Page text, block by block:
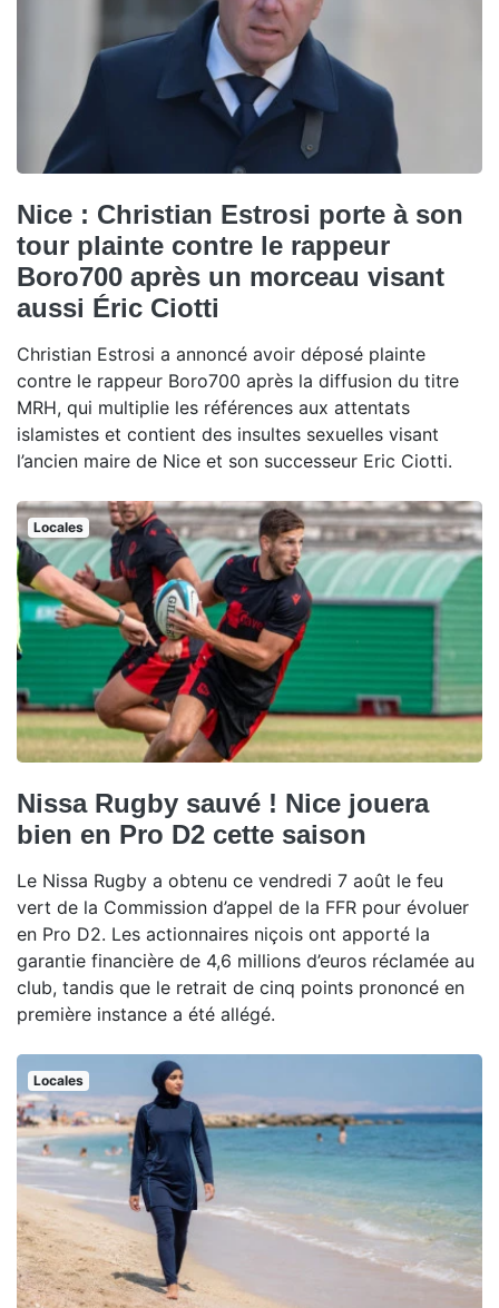
Nice : Christian Estrosi porte à son
tour plainte contre le rappeur
Boro700 après un morceau visant
aussi Éric Ciotti
Christian Estrosi a annoncé avoir déposé plainte
contre le rappeur Boro700 après la diffusion du titre
MRH, qui multiplie les références aux attentats
islamistes et contient des insultes sexuelles visant
l’ancien maire de Nice et son successeur Eric Ciotti.
Locales
Nissa Rugby sauvé ! Nice jouera
bien en Pro D2 cette saison
Le Nissa Rugby a obtenu ce vendredi 7 août le feu
vert de la Commission d’appel de la FFR pour évoluer
en Pro D2. Les actionnaires niçois ont apporté la
garantie financière de 4,6 millions d’euros réclamée au
club, tandis que le retrait de cinq points prononcé en
première instance a été allégé.
Locales